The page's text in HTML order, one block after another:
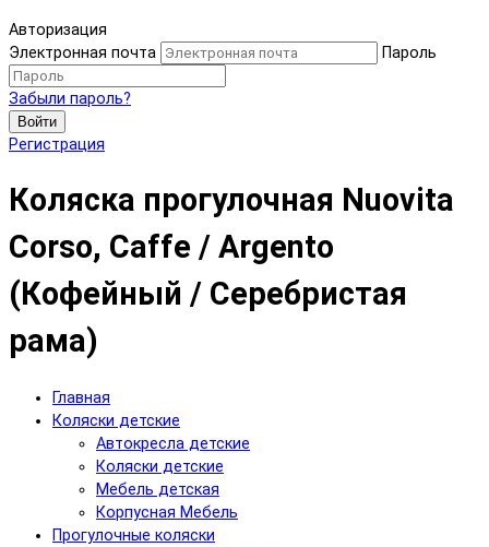
Авторизация
Электронная почта
Пароль
Забыли пароль?
Войти
Регистрация
Коляска прогулочная Nuovita
Corso, Caffe / Argento
(Кофейный / Серебристая
рама)
Главная
Коляски детские
Автокресла детские
Коляски детские
Мебель детская
Корпусная Мебель
Прогулочные коляски